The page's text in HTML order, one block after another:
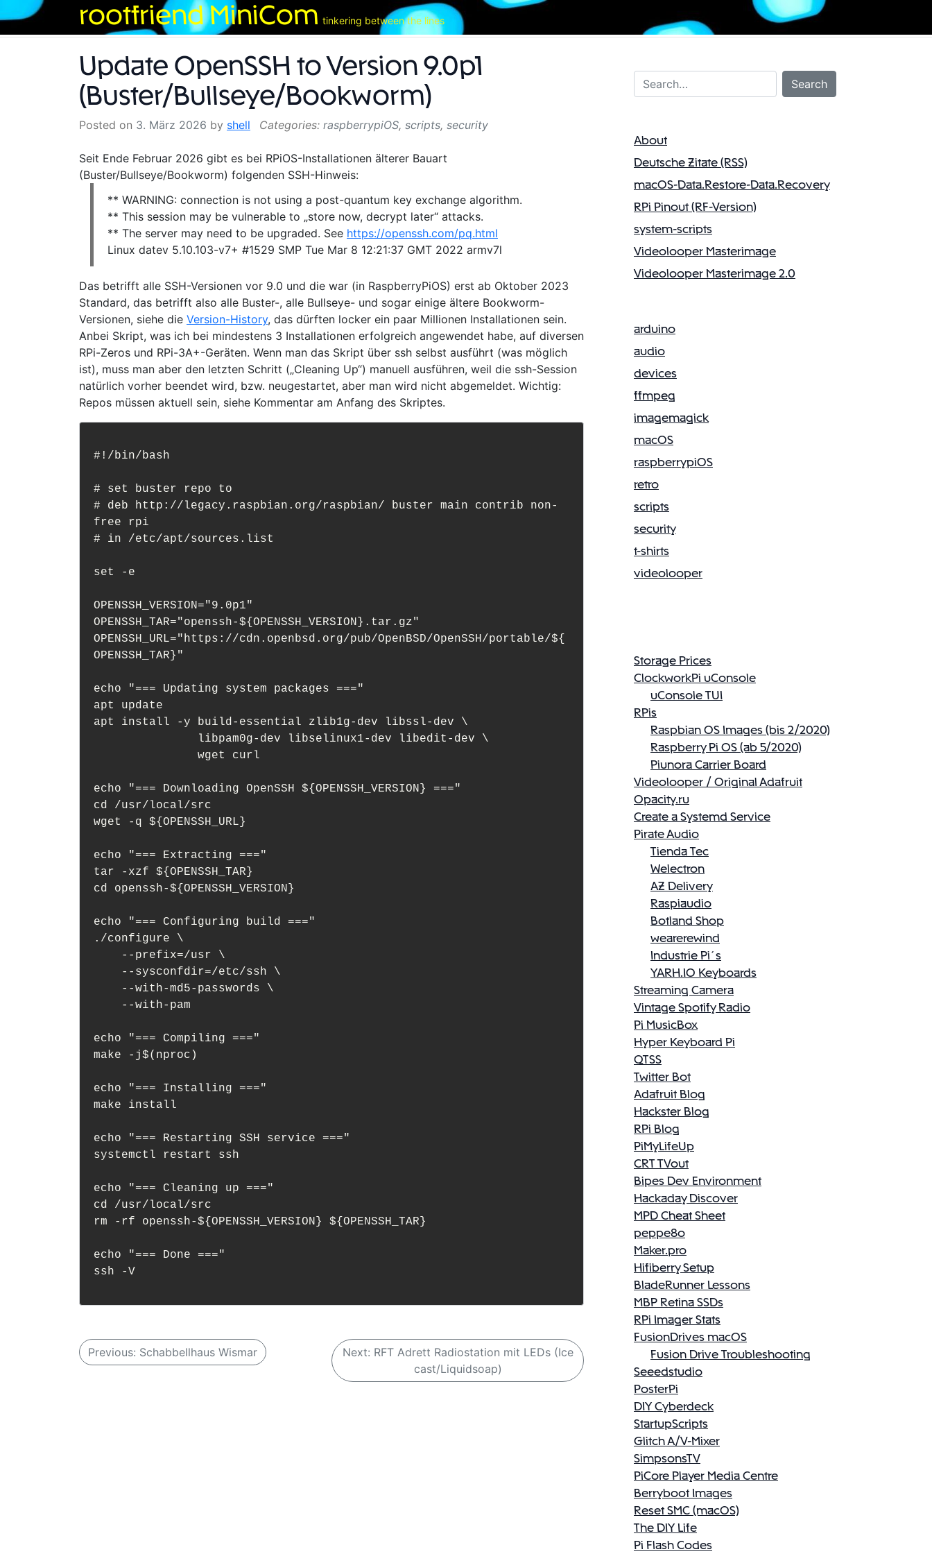
Skip
rootfriend MiniCom tinkering between the lines
Update OpenSSH to Version 9.0p1
(Buster/Bullseye/Bookworm)
Posted on 3. März 2026 by shell raspberrypiOS, scripts, security
Seit Ende Februar 2026 gibt es bei RPiOS-Installationen älterer Bauart
(Buster/Bullseye/Bookworm) folgenden SSH-Hinweis:
** WARNING: connection is not using a post-quantum key exchange algorithm.
** This session may be vulnerable to „store now, decrypt later“ attacks.
** The server may need to be upgraded. See https://openssh.com/pq.html
Linux datev 5.10.103-v7+ #1529 SMP Tue Mar 8 12:21:37 GMT 2022 armv7l
Das betrifft alle SSH-Versionen vor 9.0 und die war (in RaspberryPiOS) erst ab Oktober 2023
Standard, das betrifft also alle Buster-, alle Bullseye- und sogar einige ältere Bookworm-
Versionen, siehe die Version-History, das dürften locker ein paar Millionen Installationen sein.
Anbei Skript, was ich bei mindestens 3 Installationen erfolgreich angewendet habe, auf diversen
RPi-Zeros und RPi-3A+-Geräten. Wenn man das Skript über ssh selbst ausführt (was möglich
ist), muss man aber den letzten Schritt („Cleaning Up“) manuell ausführen, weil die ssh-Session
natürlich vorher beendet wird, bzw. neugestartet, aber man wird nicht abgemeldet. Wichtig:
Repos müssen aktuell sein, siehe Kommentar am Anfang des Skriptes.
#!/bin/bash
# set buster repo to
# deb http://legacy.raspbian.org/raspbian/ buster main contrib non-
free rpi
# in /etc/apt/sources.list
set -e
OPENSSH_VERSION="9.0p1"
OPENSSH_TAR="openssh-${OPENSSH_VERSION}.tar.gz"
OPENSSH_URL="https://cdn.openbsd.org/pub/OpenBSD/OpenSSH/portable/${
OPENSSH_TAR}"
echo "=== Updating system packages ==="
apt update
apt install -y build-essential zlib1g-dev libssl-dev \
echo "=== Downloading OpenSSH ${OPENSSH_VERSION} ==="
cd /usr/local/src
wget -q ${OPENSSH_URL}
echo "=== Extracting ==="
tar -xzf ${OPENSSH_TAR}
cd openssh-${OPENSSH_VERSION}
echo "=== Configuring build ==="
./configure \
echo "=== Compiling ==="
make -j$(nproc)
echo "=== Installing ==="
make install
echo "=== Restarting SSH service ==="
systemctl restart ssh
echo "=== Cleaning up ==="
cd /usr/local/src
rm -rf openssh-${OPENSSH_VERSION} ${OPENSSH_TAR}
echo "=== Done ==="
BPrevious: Schabbellhaus Wismar Next: RFT Adrett Radiostation mit LEDs (Ice
cast/Liquidsoap)
Search… Search
About
Deutsche Zitate (RSS)
macOS-Data.Restore-Data.Recovery
RPi Pinout (RF-Version)
system-scripts
Videolooper Masterimage
Videolooper Masterimage 2.0
arduino
audio
devices
ffmpeg
imagemagick
macOS
raspberrypiOS
retro
scripts
security
t-shirts
videolooper
Storage Prices
ClockworkPi uConsole
uConsole TUI
RPis
Raspbian OS Images (bis 2/2020)
Raspberry Pi OS (ab 5/2020)
Piunora Carrier Board
Videolooper / Original Adafruit
Opacity.ru
Create a Systemd Service
Pirate Audio
Tienda Tec
Welectron
AZ Delivery
Raspiaudio
Botland Shop
wearerewind
Industrie Pi´s
YARH.IO Keyboards
Streaming Camera
Vintage Spotify Radio
Pi MusicBox
Hyper Keyboard Pi
QTSS
Twitter Bot
Adafruit Blog
Hackster Blog
RPi Blog
PiMyLifeUp
CRT TVout
Bipes Dev Environment
Hackaday Discover
MPD Cheat Sheet
peppe8o
Maker.pro
Hifiberry Setup
BladeRunner Lessons
MBP Retina SSDs
RPi Imager Stats
FusionDrives macOS
Fusion Drive Troubleshooting
Seeedstudio
PosterPi
DIY Cyberdeck
StartupScripts
Glitch A/V-Mixer
SimpsonsTV
PiCore Player Media Centre
Berryboot Images
Reset SMC (macOS)
The DIY Life
Pi Flash Codes